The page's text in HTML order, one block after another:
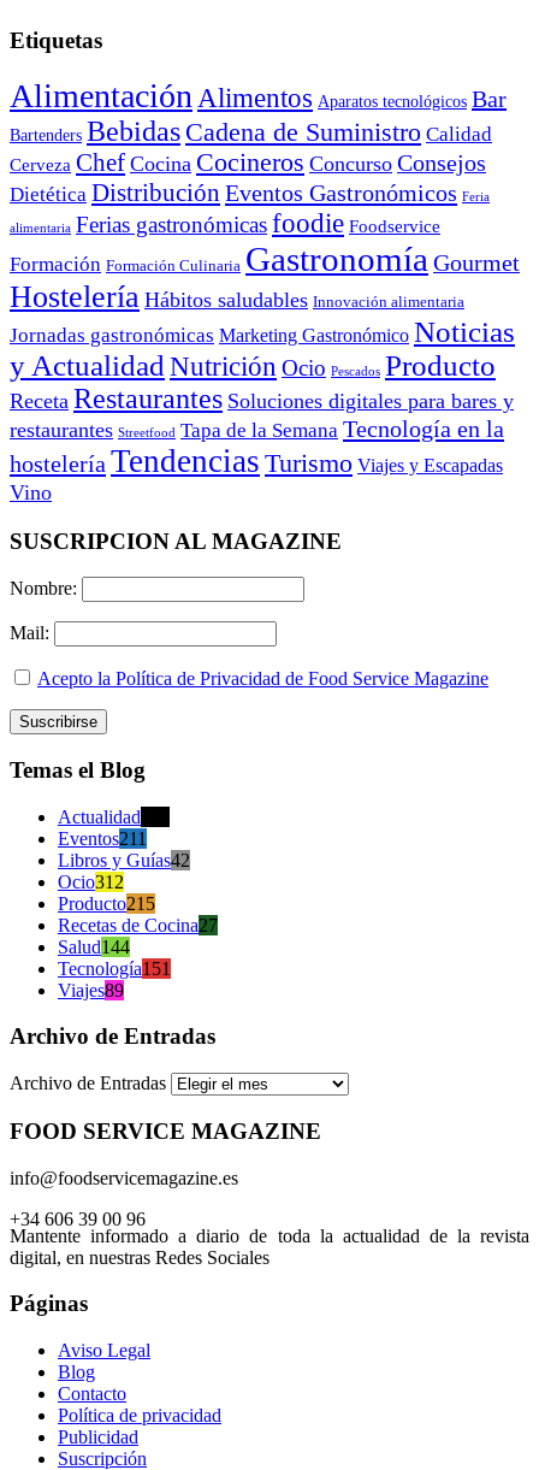
Etiquetas
Alimentación Alimentos Aparatos tecnológicos Bar
Bartenders Bebidas Cadena de Suministro Calidad
Cerveza Chef Cocina Cocineros Concurso Consejos
Dietética Distribución Eventos Gastronómicos Feria
alimentaria Ferias gastronómicasfoodie Foodservice
Formación Formación Culinaria Gastronomía Gourmet
Hostelería Hábitos saludables Innovación alimentaria
Jornadas gastronómicas Marketing Gastronómico Noticias
y Actualidad Nutrición Ocio Pescados Producto
Receta Restaurantes Soluciones digitales para bares y
restaurantes Streetfood Tapa de la Semana Tecnología en la
hostelería Tendencias Turismo Viajes y Escapadas
Vino
SUSCRIPCION AL MAGAZINE
Nombre:
Mail:
Acepto la Política de Privacidad de Food Service Magazine
Temas el Blog
Actualidad
Eventos211
Libros y Guías42
Ocio312
Producto215
Recetas de Cocina27
Salud144
Tecnología151
Viajes89
Archivo de Entradas
Archivo de Entradas
FOOD SERVICE MAGAZINE
info@foodservicemagazine.es
+34 606 39 00 96
Mantente informado a diario de toda la actualidad de la revista
digital, en nuestras Redes Sociales
Páginas
Aviso Legal
Blog
Contacto
Política de privacidad
Publicidad
Suscripción